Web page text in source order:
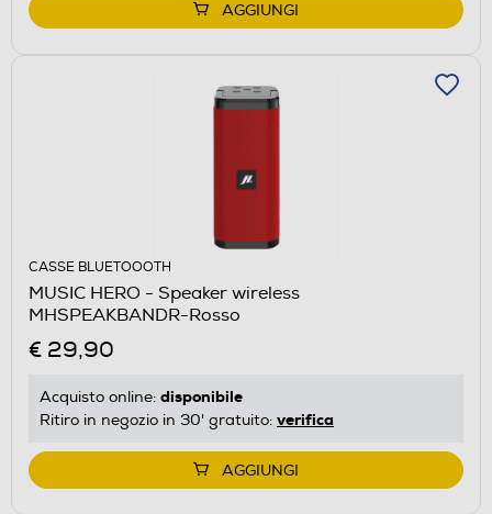
AGGIUNGI
CASSE BLUETOOOTH
MUSIC HERO - Speaker wireless
MHSPEAKBANDR-Rosso
€ 29,90
Acquisto online: disponibile
Ritiro in negozio in 30' gratuito: verifica
AGGIUNGI